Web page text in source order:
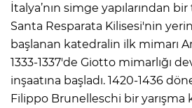
İtalya’nın simge yapılarından
Santa Resparata Kilisesi'nin
başlanan katedralin ilk mimarı
1333-1337'de Giotto mimarlığı
inşaatına başladı. 1420-1436
Filippo Brunelleschi bir yarışma